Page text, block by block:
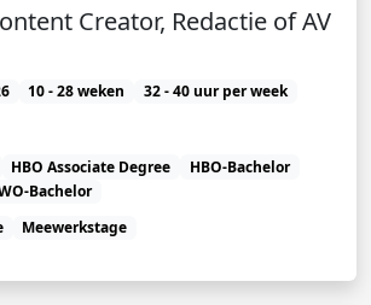
Creator, Redactie of AV
10 - 28 weken
32 - 40 uur per week
HBO Associate Degree
HBO-Bachelor
Bachelor
Meewerkstage